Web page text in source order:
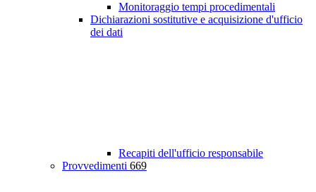
Monitoraggio tempi procedimentali
Dichiarazioni sostitutive e acquisizione d'ufficio
dei dati
Recapiti dell'ufficio responsabile
Provvedimenti 669